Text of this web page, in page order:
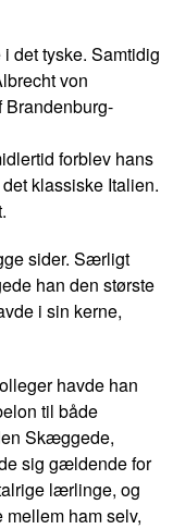
det tyske. Samtidig
von
Brandenburg-
forblev hans
klassiske Italien.
sider. Særligt
han den største
i sin kerne,
havde han
til både
Skæggede,
sig gældende for
lærlinge, og
ham selv,